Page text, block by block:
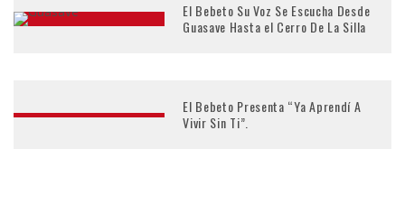
El Bebeto Su Voz Se Escucha Desde
Guasave Hasta el Cerro De La Silla
El Bebeto Presenta “Ya Aprendí A
Vivir Sin Ti”.